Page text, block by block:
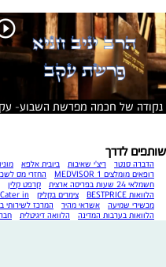
נקודה של חכמה מפרשת השבוע-
שותפים לדרך
הדברה סנטר ריצ'י שאיבות ביובית אלפא
רופאים מומלצים MEDVISOR 1
החזרי מס
חשמלאי 24 שעות בפריסה ארצית
קרפט קלין
הלוואות BESTPRICE
צימרים בקליק Cater in - קייטרינג חלבי
מכשירי שמיעה
אשראי מהיר המרכז לשירותי
הלוואות בערבות המדינה
הלוואה דיגיטלית